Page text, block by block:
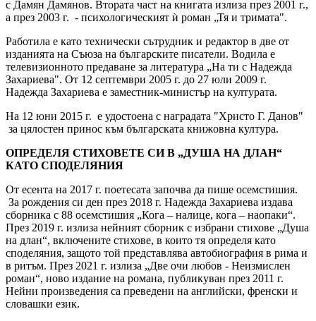
с Дамян Дамянов. Втората част на книгата излиза през 2001 г.,
а през 2003 г. - психологическият ѝ роман „Тя и тримата".
Работила е като технически сътрудник и редактор в две от
изданията на Съюза на българските писатели. Водила е
телевизионното предаване за литература „На ти с Надежда
Захариева". От 12 септември 2005 г. до 27 юли 2009 г.
Надежда Захариева е заместник-министър на културата.
На 12 юни 2015 г. е удостоена с наградата "Христо Г. Данов"
за цялостен принос към българската книжовна култура.
ОПРЕДЕЛЯ СТИХОВЕТЕ СИ В „ДУША НА ДЛАН“
КАТО СПОДЕЛЯНИЯ
От есента на 2017 г. поетесата започва да пише осемстишия.
За рождения си ден през 2018 г. Надежда Захариева издава
сборника с 88 осемстишия „Кога – налице, кога – наопаки“.
През 2019 г. излиза нейният сборник с избрани стихове „Душа
на длан“, включените стихове, в които тя определя като
споделяния, защото той представлява автобиография в рима и
в ритъм. През 2021 г. излиза „Две очи любов - Неизмислен
роман“, ново издание на романа, публикуван през 2011 г.
Нейни произведения са преведени на английски, френски и
словашки език.